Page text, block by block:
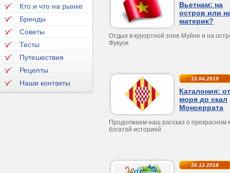
Кто и что на рынке
Бренды
Советы
Тесты
Путешествия
Рецепты
Наши контакты
Вьетнам: на
остров или
материк?
Отдых в курортной зоне Муйне и на
Фукуок
13.04.2019
Каталония: от
моря до скал
Монсеррата
Продолжаем наш рассказ о прекрасном
богатой историей
26.12.2018